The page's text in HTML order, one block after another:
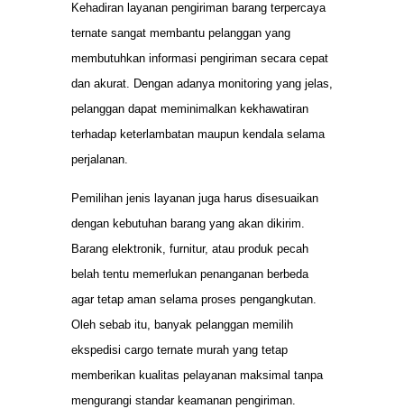
Kehadiran layanan pengiriman barang terpercaya
ternate sangat membantu pelanggan yang
membutuhkan informasi pengiriman secara cepat
dan akurat. Dengan adanya monitoring yang jelas,
pelanggan dapat meminimalkan kekhawatiran
terhadap keterlambatan maupun kendala selama
perjalanan.
Pemilihan jenis layanan juga harus disesuaikan
dengan kebutuhan barang yang akan dikirim.
Barang elektronik, furnitur, atau produk pecah
belah tentu memerlukan penanganan berbeda
agar tetap aman selama proses pengangkutan.
Oleh sebab itu, banyak pelanggan memilih
ekspedisi cargo ternate murah yang tetap
memberikan kualitas pelayanan maksimal tanpa
mengurangi standar keamanan pengiriman.